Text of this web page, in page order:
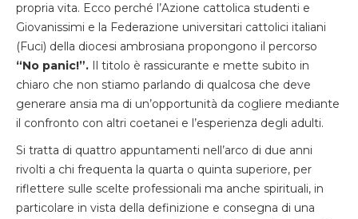
propria vita. Ecco perché l’Azione cattolica studenti e
Giovanissimi e la Federazione universitari cattolici italiani
(Fuci) della diocesi ambrosiana propongono il percorso
“No panic!”. Il titolo è rassicurante e mette subito in
chiaro che non stiamo parlando di qualcosa che deve
generare ansia ma di un’opportunità da cogliere mediante
il confronto con altri coetanei e l’esperienza degli adulti.
Si tratta di quattro appuntamenti nell’arco di due anni
rivolti a chi frequenta la quarta o quinta superiore, per
riflettere sulle scelte professionali ma anche spirituali, in
particolare in vista della definizione e consegna di una